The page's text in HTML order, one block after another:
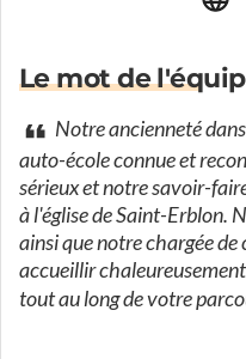
Le mot de
Notre ancienneté
auto-école connue et
sérieux et notre savoir-
à l'église de Saint-Erblon.
ainsi que notre chargée
accueillir
tout au long de votre